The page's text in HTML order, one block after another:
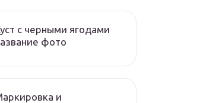
с черными ягодами
фото
и